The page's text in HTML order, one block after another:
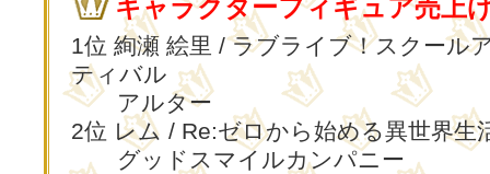
キャラクターフィギュア売上
1位 絢瀬 絵里 / ラブライブ！スクール
ティバル
アルター
2位 レム / Re:ゼロから始める異世界生
グッドスマイルカンパニー